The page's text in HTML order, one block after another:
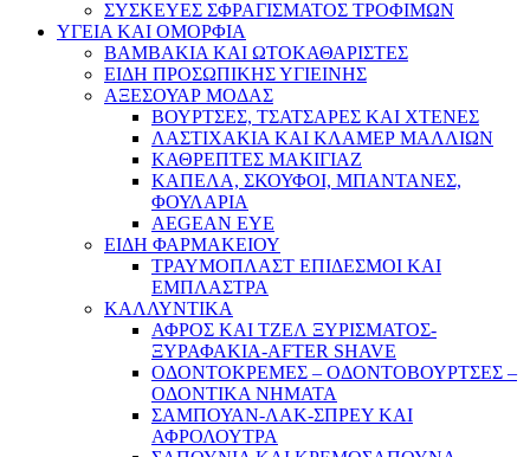
ΣΥΣΚΕΥΕΣ ΣΦΡΑΓΙΣΜΑΤΟΣ ΤΡΟΦΙΜΩΝ
ΥΓΕΙΑ ΚΑΙ ΟΜΟΡΦΙΑ
ΒΑΜΒΑΚΙΑ ΚΑΙ ΩΤΟΚΑΘΑΡΙΣΤΕΣ
ΕΙΔΗ ΠΡΟΣΩΠΙΚΗΣ ΥΓΙΕΙΝΗΣ
ΑΞΕΣΟΥΑΡ ΜΟΔΑΣ
ΒΟΥΡΤΣΕΣ, ΤΣΑΤΣΑΡΕΣ ΚΑΙ ΧΤΕΝΕΣ
ΛΑΣΤΙΧΑΚΙΑ ΚΑΙ ΚΛΑΜΕΡ ΜΑΛΛΙΩΝ
ΚΑΘΡΕΠΤΕΣ ΜΑΚΙΓΙΑΖ
ΚΑΠΕΛΑ, ΣΚΟΥΦΟΙ, ΜΠΑΝΤΑΝΕΣ,
ΦΟΥΛΑΡΙΑ
AEGEAN EYE
ΕΙΔΗ ΦΑΡΜΑΚΕΙΟΥ
ΤΡΑΥΜΟΠΛΑΣΤ ΕΠΙΔΕΣΜΟΙ ΚΑΙ
ΕΜΠΛΑΣΤΡΑ
ΚΑΛΛΥΝΤΙΚΑ
ΑΦΡΟΣ ΚΑΙ ΤΖΕΛ ΞΥΡΙΣΜΑΤΟΣ-
ΞΥΡΑΦΑΚΙΑ-AFTER SHAVE
ΟΔΟΝΤΟΚΡΕΜΕΣ – ΟΔΟΝΤΟΒΟΥΡΤΣΕΣ –
ΟΔΟΝΤΙΚΑ ΝΗΜΑΤΑ
ΣΑΜΠΟΥΑΝ-ΛΑΚ-ΣΠΡΕΥ ΚΑΙ
ΑΦΡΟΛΟΥΤΡΑ